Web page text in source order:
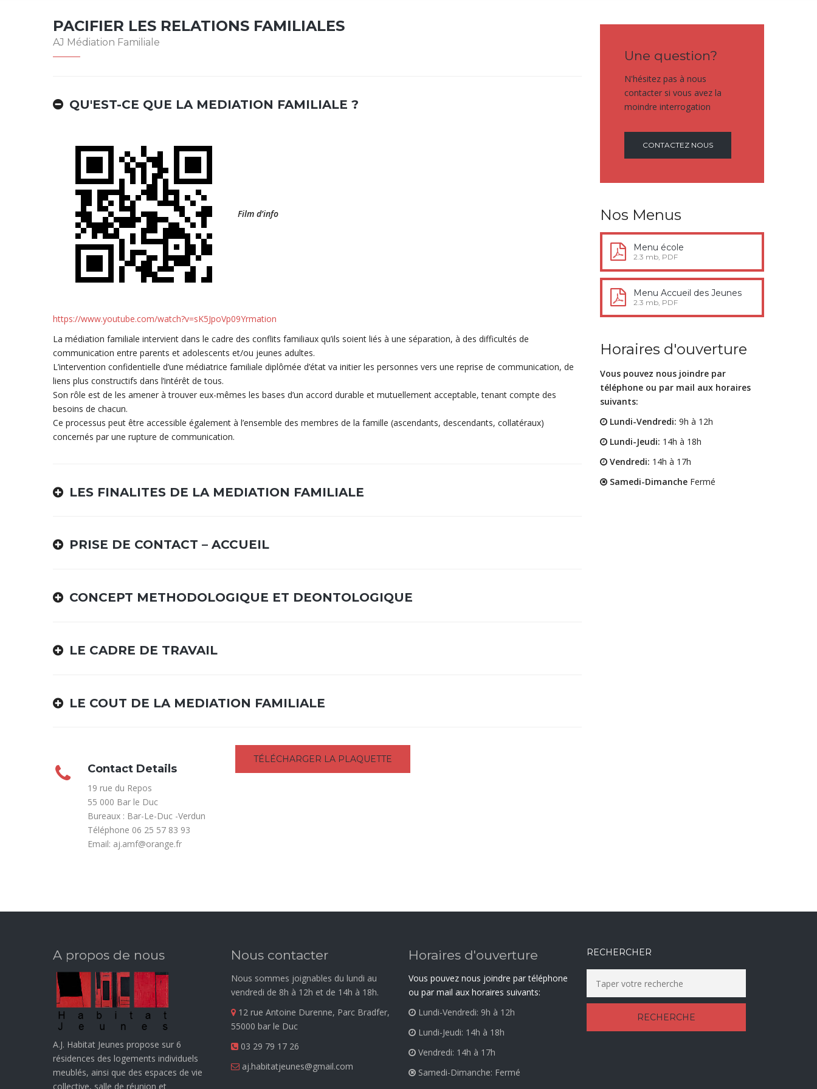
PACIFIER LES RELATIONS FAMILIALES
AJ Médiation Familiale
QU'EST-CE QUE LA MEDIATION FAMILIALE ?
Film d’info
https://www.youtube.com/watch?v=sK5JpoVp09Yrmation
La médiation familiale intervient dans le cadre des conflits familiaux qu’ils soient liés à une séparation, à des difficultés de
communication entre parents et adolescents et/ou jeunes adultes.
L’intervention confidentielle d’une médiatrice familiale diplômée d’état va initier les personnes vers une reprise de communication, de
liens plus constructifs dans l’intérêt de tous.
Son rôle est de les amener à trouver eux-mêmes les bases d’un accord durable et mutuellement acceptable, tenant compte des
besoins de chacun.
Ce processus peut être accessible également à l’ensemble des membres de la famille (ascendants, descendants, collatéraux)
concernés par une rupture de communication.
LES FINALITES DE LA MEDIATION FAMILIALE
PRISE DE CONTACT – ACCUEIL
CONCEPT METHODOLOGIQUE ET DEONTOLOGIQUE
LE CADRE DE TRAVAIL
LE COUT DE LA MEDIATION FAMILIALE
Contact Details
19 rue du Repos
55 000 Bar le Duc
Bureaux : Bar-Le-Duc -Verdun
Téléphone 06 25 57 83 93
Email: aj.amf@orange.fr
TÉLÉCHARGER LA PLAQUETTE
Une question?
N'hésitez pas à nous
contacter si vous avez la
moindre interrogation
CONTACTEZ NOUS
Nos Menus
Menu école
2.3 mb, PDF
Menu Accueil des Jeunes
2.3 mb, PDF
Horaires d'ouverture
Vous pouvez nous joindre par
téléphone ou par mail aux horaires
suivants:
Lundi-Vendredi: 9h à 12h
Lundi-Jeudi: 14h à 18h
Vendredi: 14h à 17h
Samedi-Dimanche Fermé
A propos de nous
A.J. Habitat Jeunes propose sur 6
résidences des logements individuels
meublés, ainsi que des espaces de vie
collective, salle de réunion et
Nous contacter
Nous sommes joignables du lundi au
vendredi de 8h à 12h et de 14h à 18h.
12 rue Antoine Durenne, Parc Bradfer,
55000 bar le Duc
03 29 79 17 26
aj.habitatjeunes@gmail.com
Horaires d'ouverture
Vous pouvez nous joindre par téléphone
ou par mail aux horaires suivants:
Lundi-Vendredi: 9h à 12h
Lundi-Jeudi: 14h à 18h
Vendredi: 14h à 17h
Samedi-Dimanche: Fermé
RECHERCHER